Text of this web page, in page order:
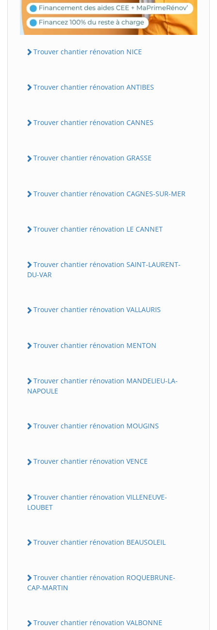
Trouver chantier rénovation NICE
Trouver chantier rénovation ANTIBES
Trouver chantier rénovation CANNES
Trouver chantier rénovation GRASSE
Trouver chantier rénovation CAGNES-SUR-MER
Trouver chantier rénovation LE CANNET
Trouver chantier rénovation SAINT-LAURENT-
DU-VAR
Trouver chantier rénovation VALLAURIS
Trouver chantier rénovation MENTON
Trouver chantier rénovation MANDELIEU-LA-
NAPOULE
Trouver chantier rénovation MOUGINS
Trouver chantier rénovation VENCE
Trouver chantier rénovation VILLENEUVE-
LOUBET
Trouver chantier rénovation BEAUSOLEIL
Trouver chantier rénovation ROQUEBRUNE-
CAP-MARTIN
Trouver chantier rénovation VALBONNE